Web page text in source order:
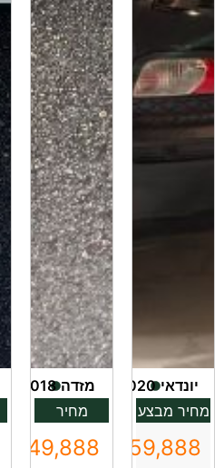
יונדאי 2020
מחיר מבצע
₪59,888
מזדה 2018
מחיר
₪49,888